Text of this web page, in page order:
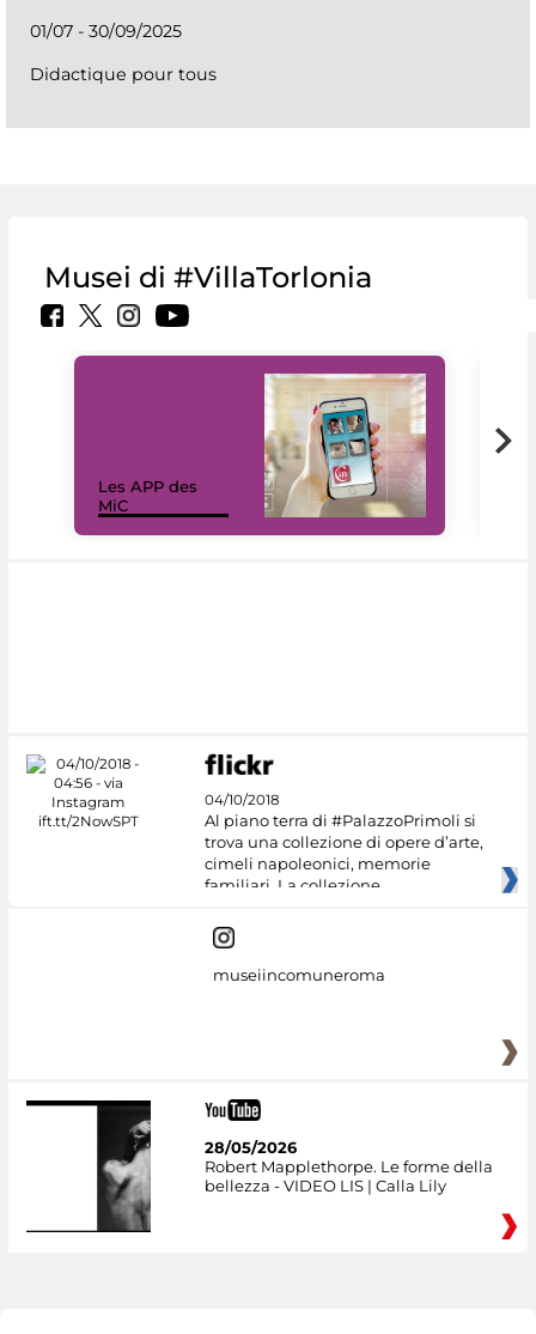
01/07 - 30/09/2025
Didactique pour tous
Musei di #VillaTorlonia
Les APP des
MiC
04/10/2018
Al piano terra di #PalazzoPrimoli si
trova una collezione di opere d’arte,
cimeli napoleonici, memorie
familiari. La collezione
museiincomuneroma
28/05/2026
Robert Mapplethorpe. Le forme della
bellezza - VIDEO LIS | Calla Lily